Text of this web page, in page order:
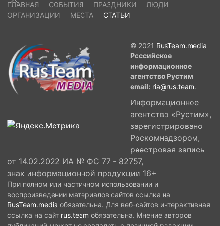
ГЛАВНАЯ СОБЫТИЯ ПРАЗДНИКИ
ЛЮДИ
ОРГАНИЗАЦИИ
МЕСТА СТАТЬИ
© 2021 RusTeam.media
Российское
информационное
агентство Рустим
email: ria@rus.team.
Информационное
агентство «Рустим»,
зарегистрировано
Роскомнадзором,
реестровая запись
от 14.02.2022 ИА № ФС 77 - 82757,
знак информационной продукции 16+
При полном или частичном использовании и
воспроизведении материалов сайтов ссылка на
RusTeam.media обязательна. Для веб-сайтов интерактивная
ссылка на сайт rus.team обязательна. Мнение авторов